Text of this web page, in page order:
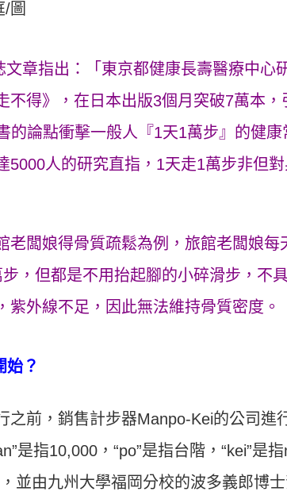
圖
文章指出：「東京都健康長壽醫療中心
不得》，在日本出版3個月突破7萬本
的論點衝擊一般人『1天1萬步』的健康
5000人的研究直指，1天走1萬步非但
老闆娘得骨質疏鬆為例，旅館老闆娘
，但都是不用抬起腳的小碎滑步，不
紫外線不足，因此無法維持骨質密度。
始？
之前，銷售計步器Manpo-Kei的公司進
是指10,000，“po”是指台階，“kei”是
並由九州大學福岡分校的波多義郎博